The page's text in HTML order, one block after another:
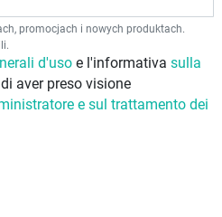
promocjach i nowych produktach.
d'uso e l'informativa sulla
aver preso visione
e sul trattamento dei